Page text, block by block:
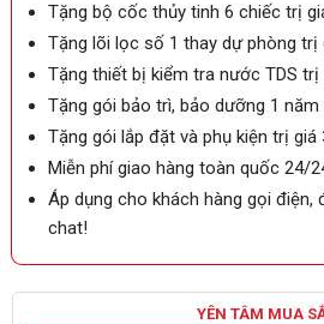
Tặng bộ cốc thủy tinh 6 chiếc trị
Tặng lõi lọc số 1 thay dự phòng trị
Tặng thiết bị kiểm tra nước TDS trị
Tặng gói bảo trì, bảo dưỡng 1
Tặng gói lắp đặt và phụ kiện trị giá
Miễn phí giao hàng toàn quốc 24/
Áp dụng cho khách hàng gọi điện,
chat!
YÊN TÂM MUA